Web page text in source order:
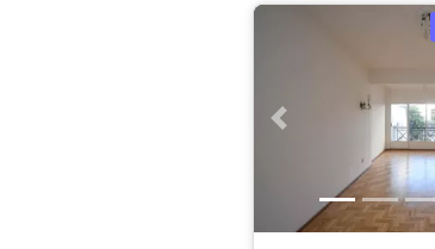
Anterior